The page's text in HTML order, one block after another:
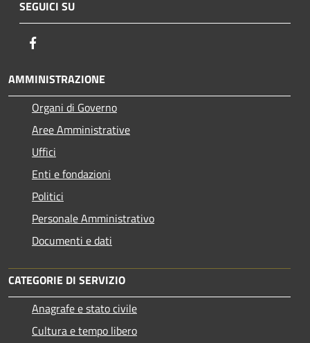
SEGUICI SU
AMMINISTRAZIONE
Organi di Governo
Aree Amministrative
Uffici
Enti e fondazioni
Politici
Personale Amministrativo
Documenti e dati
CATEGORIE DI SERVIZIO
Anagrafe e stato civile
Cultura e tempo libero